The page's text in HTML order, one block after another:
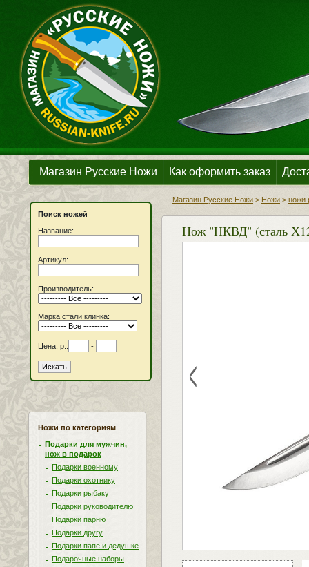
Магазин Русские Ножи Как оформить заказ
Поиск ножей
Название:
Артикул:
Производитель:
Марка стали клинка:
Цена, р.: -
Ножи по категориям
Подарки для мужчин,
нож в подарок
Подарки военному
Подарки охотнику
Подарки рыбаку
Подарки руководителю
Подарки парню
Подарки другу
Подарки папе и дедушке
Подарочные наборы
Магазин Русские Ножи > Ножи > ножи
Нож "НКВД" (сталь
<